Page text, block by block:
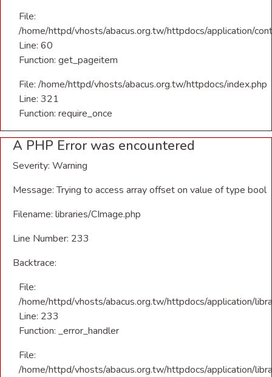
File:
/home/httpd/vhosts/abacus.org.tw/httpdocs/application/
Line: 60
Function: get_pageitem
File: /home/httpd/vhosts/abacus.org.tw/httpdocs/index.php
Line: 321
Function: require_once
A PHP Error was encountered
Severity: Warning
Message: Trying to access array offset on value of type bool
Filename: libraries/CImage.php
Line Number: 233
Backtrace:
File:
/home/httpd/vhosts/abacus.org.tw/httpdocs/application/
Line: 233
Function: _error_handler
File:
/home/httpd/vhosts/abacus.org.tw/httpdocs/application/